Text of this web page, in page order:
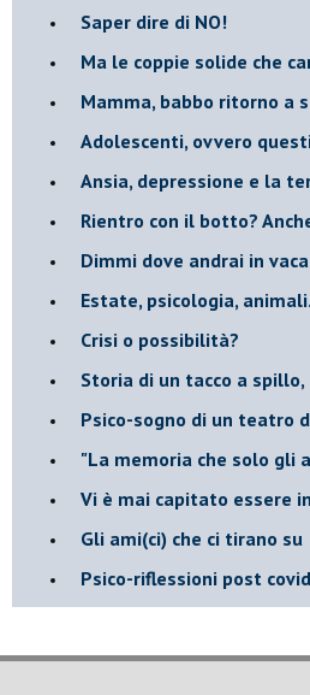
​Saper dire di NO!
​Ma le coppie solide che
​Mamma, babbo ritorno a
Adolescenti, ovvero
Ansia, depressione e la
​Rientro con il botto?
Dimmi dove andrai in
​Estate, psicologia,
​Crisi o possibilità?
​Storia di un tacco a
​Psico-sogno di un teatro
"La memoria che solo gli
​Vi è mai capitato essere
​Gli ami(ci) che ci tirano su
Psico-riflessioni post